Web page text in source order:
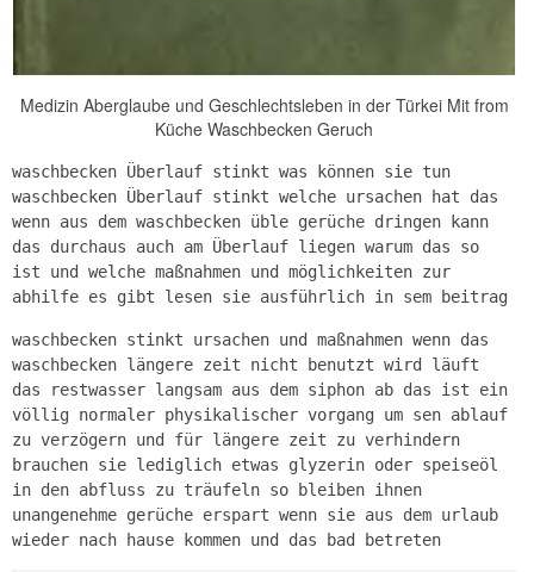
Medizin Aberglaube und Geschlechtsleben in der Türkei Mit from
Küche Waschbecken Geruch
waschbecken Überlauf stinkt was können sie tun
waschbecken Überlauf stinkt welche ursachen hat das
wenn aus dem waschbecken üble gerüche dringen kann
das durchaus auch am Überlauf liegen warum das so
ist und welche maßnahmen und möglichkeiten zur
abhilfe es gibt lesen sie ausführlich in sem beitrag
waschbecken stinkt ursachen und maßnahmen wenn das
waschbecken längere zeit nicht benutzt wird läuft
das restwasser langsam aus dem siphon ab das ist ein
völlig normaler physikalischer vorgang um sen ablauf
zu verzögern und für längere zeit zu verhindern
brauchen sie lediglich etwas glyzerin oder speiseöl
in den abfluss zu träufeln so bleiben ihnen
unangenehme gerüche erspart wenn sie aus dem urlaub
wieder nach hause kommen und das bad betreten